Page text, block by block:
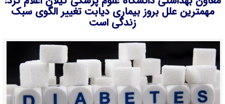
مهمترین علل بروز بیماری دیابت تغییر الگوی سبک
زندگی است